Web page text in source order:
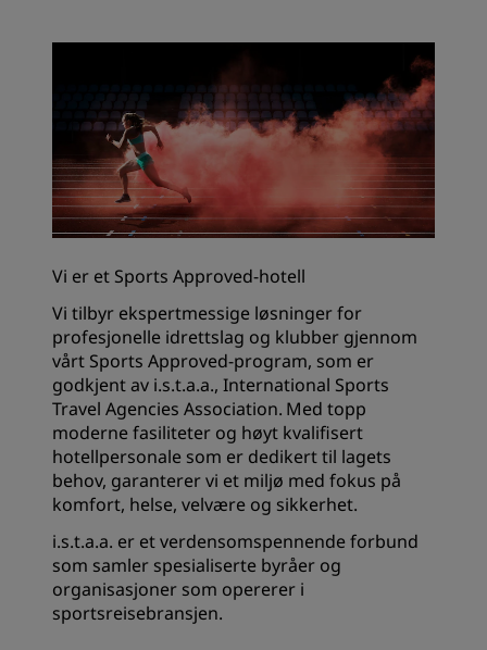
Vi er et Sports Approved-hotell
Vi tilbyr ekspertmessige løsninger for
profesjonelle idrettslag og klubber gjennom
vårt Sports Approved-program, som er
godkjent av i.s.t.a.a., International Sports
Travel Agencies Association. Med topp
moderne fasiliteter og høyt kvalifisert
hotellpersonale som er dedikert til lagets
behov, garanterer vi et miljø med fokus på
komfort, helse, velvære og sikkerhet.
i.s.t.a.a. er et verdensomspennende forbund
som samler spesialiserte byråer og
organisasjoner som opererer i
sportsreisebransjen.